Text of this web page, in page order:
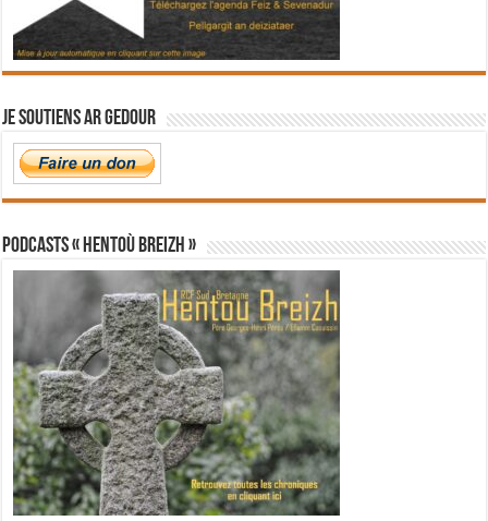
Je soutiens Ar Gedour
PODCASTS « Hentoù Breizh »